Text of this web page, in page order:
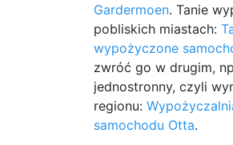
Gardermoen. Tanie
pobliskich miastach:
wypożyczone
zwróć go w drugim,
jednostronny, czyli
regionu:
samochodu Otta.